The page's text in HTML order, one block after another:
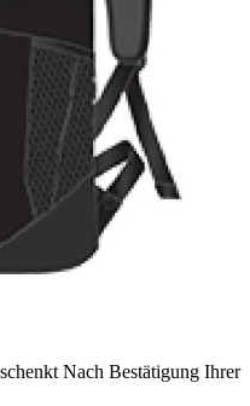
Nach Bestätigung Ihrer